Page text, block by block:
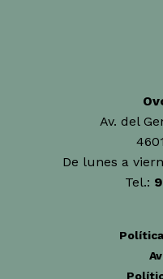
Av. del
De lunes a
Tel.: